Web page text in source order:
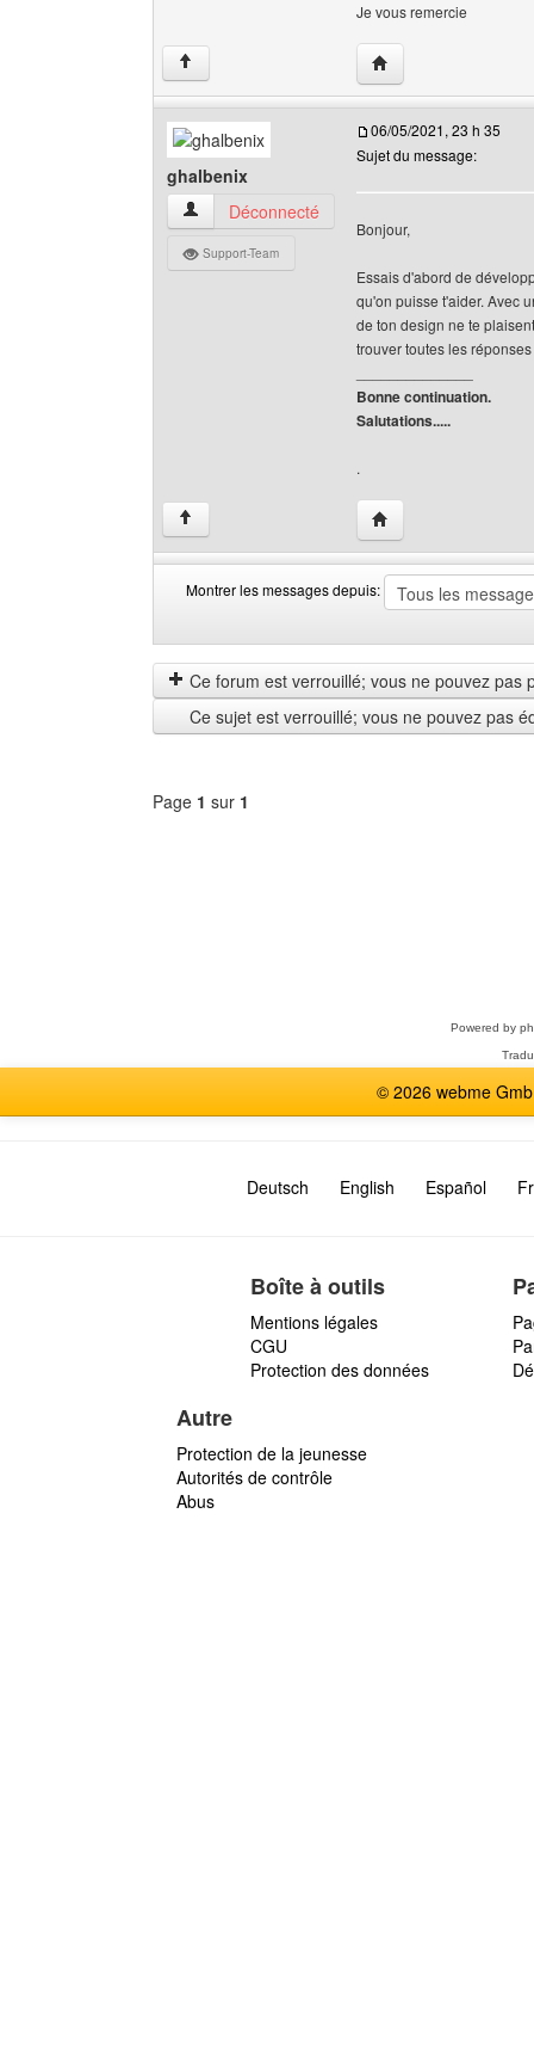
Je vous remercie
↑ Visiter le site web
ghalbenix
ghalbenix Voir le profil de l'utilisateur
Déconnecté
Support-Team
06/05/2021, 23 h 35
Sujet du message:
Bonjour,
Essais d'abord de
qu'on puisse t'aider. Avec
de ton design ne te
trouver toutes les
Bonne continuation.
Salutations.....
.
↑ Visiter le site web
Montrer les messages depuis:
les
messages
depuis
by
Ce forum est verrouillé; vous ne pouvez pas
Ce sujet est verrouillé; vous ne pouvez pas
Page 1 sur 1
Powered by
© 2026 webme
Deutsch English Español
Boîte à outils
Mentions légales
CGU
Protection des données
Autre
Protection de la jeunesse
Autorités de contrôle
Abus